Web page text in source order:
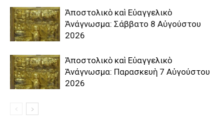
Ἀποστολικὸ καὶ Εὐαγγελικὸ
Ἀνάγνωσμα: Σάββατο 8 Αὐγούστου
2026
Ἀποστολικὸ καὶ Εὐαγγελικὸ
Ἀνάγνωσμα: Παρασκευὴ 7 Αὐγούστου
2026